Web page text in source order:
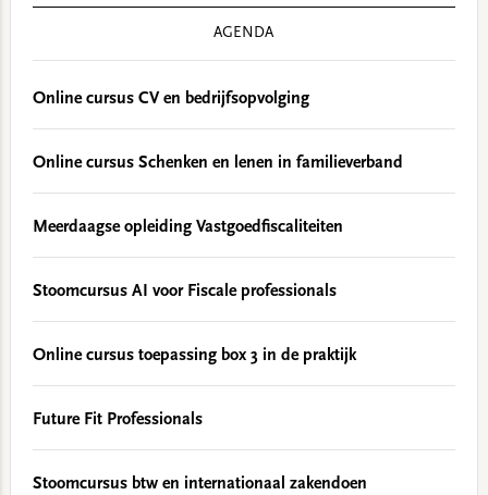
AGENDA
Online cursus CV en bedrijfsopvolging
Online cursus Schenken en lenen in familieverband
Meerdaagse opleiding Vastgoedfiscaliteiten
Stoomcursus AI voor Fiscale professionals
Online cursus toepassing box 3 in de praktijk
Future Fit Professionals
Stoomcursus btw en internationaal zakendoen